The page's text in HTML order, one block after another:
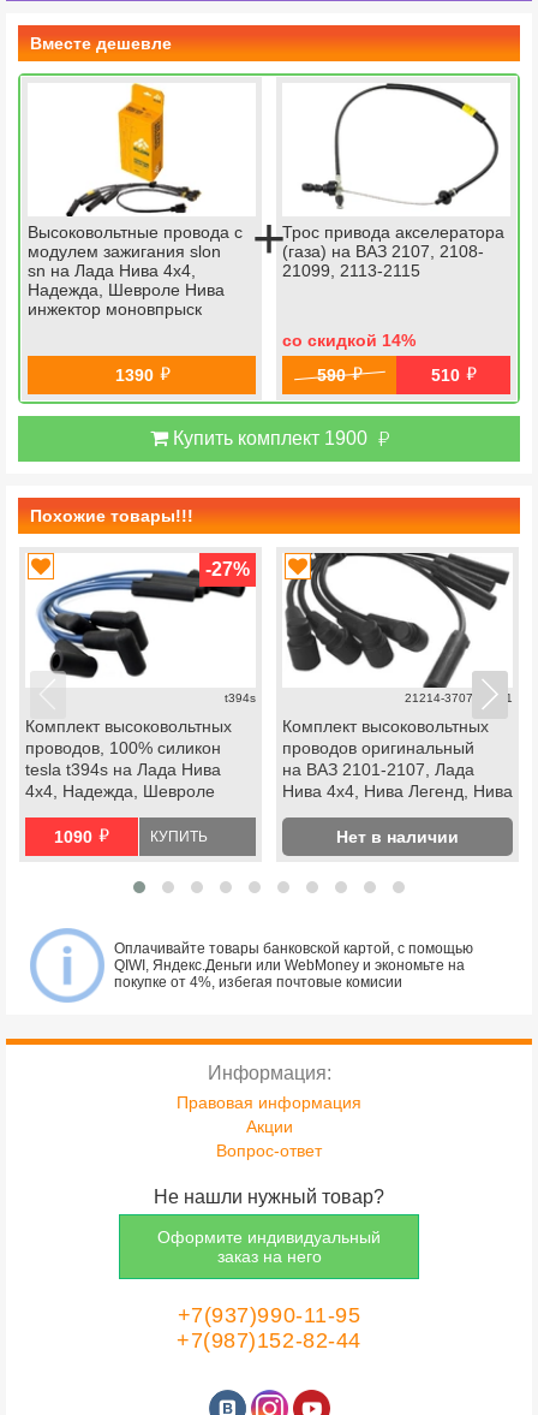
Вместе дешевле
Высоковольтные провода с
модулем зажигания slon
sn на Лада Нива 4х4,
Надежда, Шевроле Нива
инжектор моновпрыск
1390 й
+Трос привода акселератора
(газа) на ВАЗ 2107, 2108-
21099, 2113-2115
со скидкой 14%
590 й 510 й
Купить комплект 1900 й
Похожие товары!!!
-27%
t394s
Комплект высоковольтных
проводов, 100% силикон
tesla t394s на Лада Нива
4х4, Надежда, Шевроле
1090 й КУПИТЬ
21214-3707080-81
Комплект высоковольтных
проводов оригинальный
на ВАЗ 2101-2107, Лада
Нива 4х4, Нива Легенд, Нива
инжекторНет в наличии
Оплачивайте товары банковской картой, с помощью
QIWI, Яндекс.Деньги или WebMoney и экономьте на
покупке от 4%, избегая почтовые комисии
+7(937)990-11-95
+7(987)152-82-44
Информация:
Правовая информация
Акции
Вопрос-ответ
Не нашли нужный товар?
Оформите индивидуальный
заказ на него